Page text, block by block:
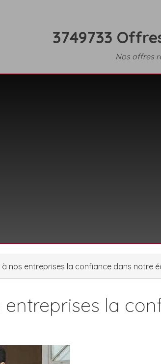
3749733
Nos offres
à nos entreprises la confiance dans notre
entreprises la